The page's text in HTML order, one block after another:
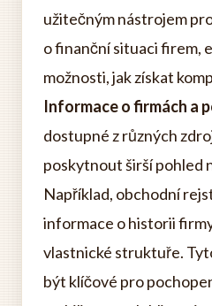
užitečným nástrojem
o finanční situaci firem,
možnosti, jak získat
Informace o firmách a
dostupné z různých
poskytnout širší pohled
Například, obchodní
informace o historii
vlastnické struktuře.
být klíčové pro